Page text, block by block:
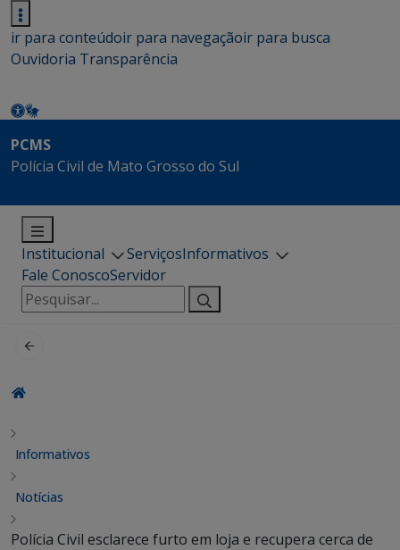
ir para conteúdoir para navegaçãoir para busca
Ouvidoria Transparência
PCMS
Polícia Civil de Mato Grosso do Sul
Institucional ServiçosInformativos
Fale ConoscoServidor
Pesquisar
por:
Informativos
Notícias
Polícia Civil esclarece furto em loja e recupera cerca de